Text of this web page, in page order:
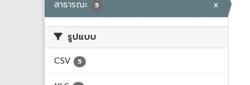
สาธารณะ
5 x
รูปแบบ
CSV
5